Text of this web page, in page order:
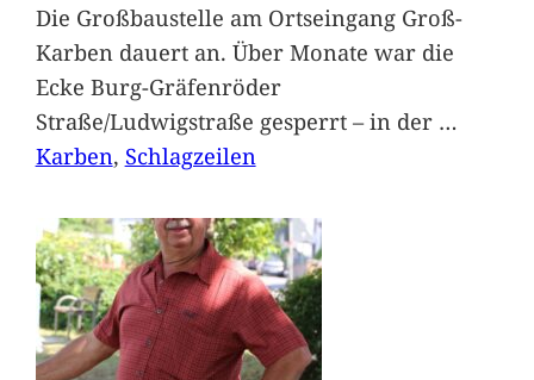
Die Großbaustelle am Ortseingang Groß-
Karben dauert an. Über Monate war die
Ecke Burg-Gräfenröder
Straße/Ludwigstraße gesperrt – in der …
Karben, Schlagzeilen